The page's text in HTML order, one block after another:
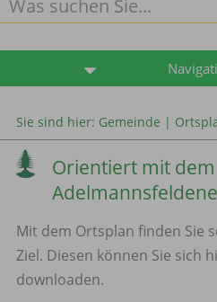
Sie sind hier: Gemeinde |
Orientiert mit dem
Mit dem Ortsplan finden Sie
Ziel. Diesen können Sie sich
downloaden.